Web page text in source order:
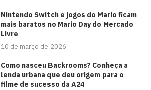
Nintendo Switch e jogos do Mario ficam
mais baratos no Mario Day do Mercado
Livre
10 de março de 2026
Como nasceu Backrooms? Conheça a
lenda urbana que deu origem para o
filme de sucesso da A24